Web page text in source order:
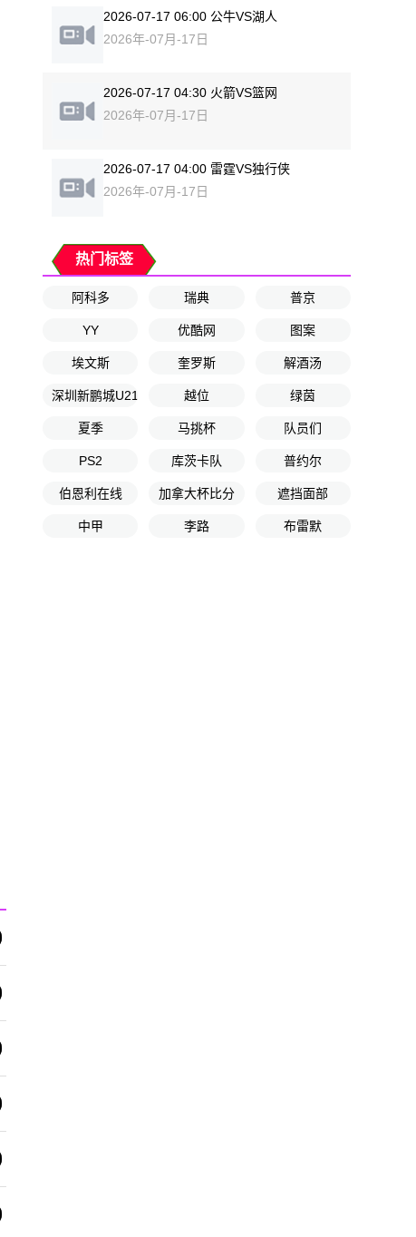
2026-07-17 06:00 公牛VS湖人
2026年-07月-17日
2026-07-17 04:30 火箭VS篮网
2026年-07月-17日
2026-07-17 04:00 雷霆VS独行侠
2026年-07月-17日
热门标签
阿科多 瑞典 普京
YY 优酷网 图案
埃文斯 奎罗斯 解酒汤
深圳新鹏城U21 越位 绿茵
夏季 马挑杯 队员们
PS2 库茨卡队 普约尔
伯恩利在线 加拿大杯比分 遮挡面部
中甲 李路 布雷默